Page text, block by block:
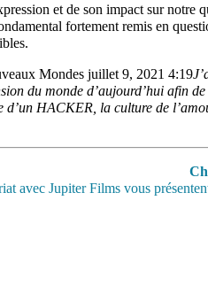
et de son impact sur notre
fortement remis en
du monde d’aujourd’hui afin
HACKER, la culture de
avec Jupiter Films vous